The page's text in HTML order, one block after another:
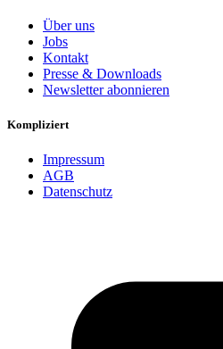
Über uns
Jobs
Kontakt
Presse & Downloads
Newsletter abonnieren
Kompliziert
Impressum
AGB
Datenschutz